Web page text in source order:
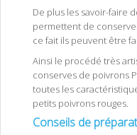
De plus les savoir-faire
permettent de
ce fait ils peuvent être
Ainsi le procédé très
conserves de poivrons
toutes les
petits poivrons rouges.
Conseils de